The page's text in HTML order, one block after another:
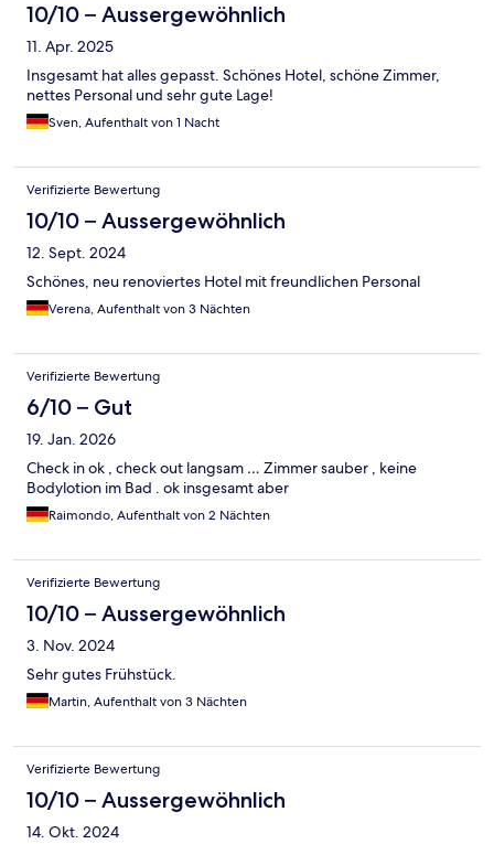
10/10 – Aussergewöhnlich
11. Apr. 2025
Insgesamt hat alles gepasst. Schönes Hotel, schöne Zimmer,
nettes Personal und sehr gute Lage!
Sven, Aufenthalt von 1 Nacht
Verifizierte Bewertung
10/10 – Aussergewöhnlich
12. Sept. 2024
Schönes, neu renoviertes Hotel mit freundlichen Personal
Verena, Aufenthalt von 3 Nächten
Verifizierte Bewertung
6/10 – Gut
19. Jan. 2026
Check in ok , check out langsam … Zimmer sauber , keine
Bodylotion im Bad . ok insgesamt aber
Raimondo, Aufenthalt von 2 Nächten
Verifizierte Bewertung
10/10 – Aussergewöhnlich
3. Nov. 2024
Sehr gutes Frühstück.
Martin, Aufenthalt von 3 Nächten
Verifizierte Bewertung
10/10 – Aussergewöhnlich
14. Okt. 2024